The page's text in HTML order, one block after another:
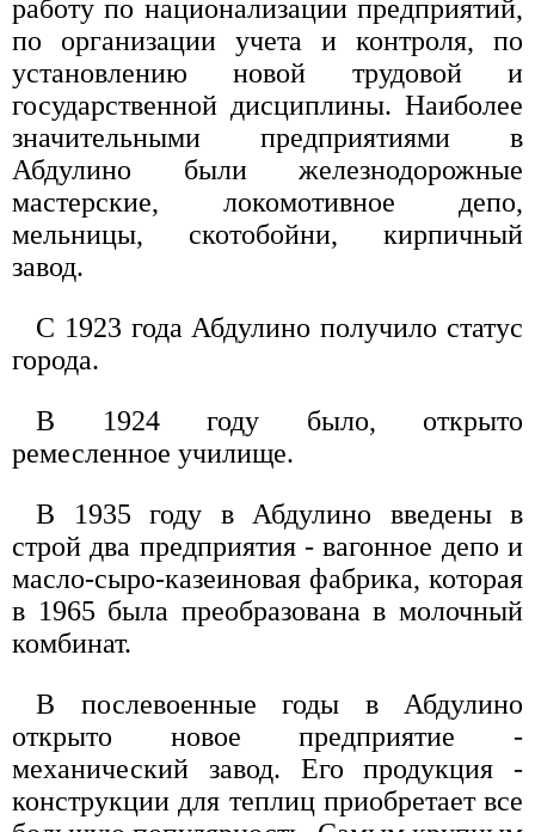
работу по национализации предприятий,
по организации учета и контроля, по
установлению новой трудовой и
государственной дисциплины. Наиболее
значительными предприятиями в
Абдулино были железнодорожные
мастерские, локомотивное депо,
мельницы, скотобойни, кирпичный
завод.
С 1923 года Абдулино получило статус
города.
В 1924 году было, открыто
ремесленное училище.
В 1935 году в Абдулино введены в
строй два предприятия - вагонное депо и
масло-сыро-казеиновая фабрика, которая
в 1965 была преобразована в молочный
комбинат.
В послевоенные годы в Абдулино
открыто новое предприятие -
механический завод. Его продукция -
конструкции для теплиц приобретает все